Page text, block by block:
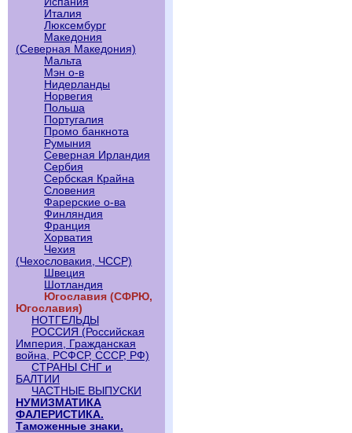
Италия
Люксембург
Македония
(Северная Македония)
Мальта
Мэн о-в
Нидерланды
Норвегия
Польша
Португалия
Промо банкнота
Румыния
Северная Ирландия
Сербия
Сербская Крайна
Словения
Фарерские о-ва
Финляндия
Франция
Хорватия
Чехия
(Чехословакия, ЧССР)
Швеция
Шотландия
Югославия (СФРЮ,
Югославия)
НОТГЕЛЬДЫ
РОССИЯ (Российская
Империя, Гражданская
война, РСФСР, СССР, РФ)
СТРАНЫ СНГ и
БАЛТИИ
ЧАСТНЫЕ ВЫПУСКИ
НУМИЗМАТИКА
ФАЛЕРИСТИКА.
Таможенные знаки.